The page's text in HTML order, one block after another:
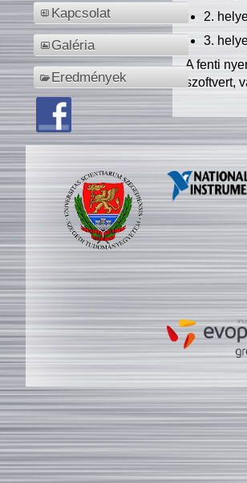
Kapcsolat
Galéria
Eredmények
2.
3.
A fenti
szoftvert,